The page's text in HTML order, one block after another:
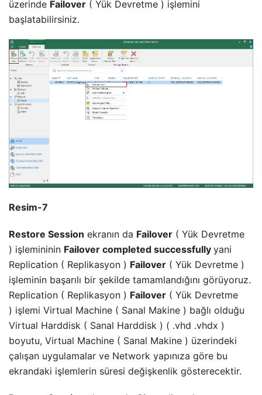
üzerinde Failover ( Yük Devretme ) işlemini
başlatabilirsiniz.
Resim-7
Restore Session ekranın da Failover ( Yük Devretme
) işlemininin Failover completed successfully yani
Replication ( Replikasyon ) Failover ( Yük Devretme )
işleminin başarılı bir şekilde tamamlandığını görüyoruz.
Replication ( Replikasyon ) Failover ( Yük Devretme
) işlemi Virtual Machine ( Sanal Makine ) bağlı olduğu
Virtual Harddisk ( Sanal Harddisk ) ( .vhd .vhdx )
boyutu, Virtual Machine ( Sanal Makine ) üzerindeki
çalışan uygulamalar ve Network yapınıza göre bu
ekrandaki işlemlerin süresi değişkenlik gösterecektir.